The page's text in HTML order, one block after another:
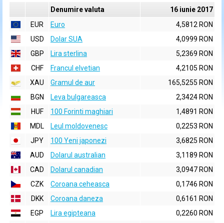
Denumire valuta
16 iunie 2017
EUR
Euro
4,5812 RON
USD
Dolar SUA
4,0999 RON
GBP
Lira sterlina
5,2369 RON
CHF
Francul elvetian
4,2105 RON
XAU
Gramul de aur
165,5255 RON
BGN
Leva bulgareasca
2,3424 RON
HUF
100 Forinti maghiari
1,4891 RON
MDL
Leul moldovenesc
0,2253 RON
JPY
100 Yeni japonezi
3,6825 RON
AUD
Dolarul australian
3,1189 RON
CAD
Dolarul canadian
3,0947 RON
CZK
Coroana ceheasca
0,1746 RON
DKK
Coroana daneza
0,6161 RON
EGP
Lira egipteana
0,2260 RON